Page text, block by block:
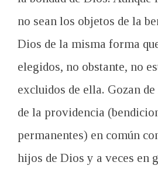
no sean los objetos de la
Dios de la misma forma
elegidos, no obstante, no
excluidos de ella. Gozan de
de la providencia
permanentes) en común
hijos de Dios y a veces en